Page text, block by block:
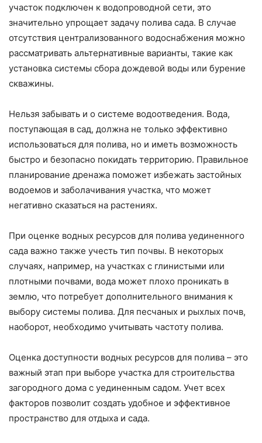
участок подключен к водопроводной сети, это
значительно упрощает задачу полива сада. В случае
отсутствия централизованного водоснабжения можно
рассматривать альтернативные варианты, такие как
установка системы сбора дождевой воды или бурение
скважины.
Нельзя забывать и о системе водоотведения. Вода,
поступающая в сад, должна не только эффективно
использоваться для полива, но и иметь возможность
быстро и безопасно покидать территорию. Правильное
планирование дренажа поможет избежать застойных
водоемов и заболачивания участка, что может
негативно сказаться на растениях.
При оценке водных ресурсов для полива уединенного
сада важно также учесть тип почвы. В некоторых
случаях, например, на участках с глинистыми или
плотными почвами, вода может плохо проникать в
землю, что потребует дополнительного внимания к
выбору системы полива. Для песчаных и рыхлых почв,
наоборот, необходимо учитывать частоту полива.
Оценка доступности водных ресурсов для полива – это
важный этап при выборе участка для строительства
загородного дома с уединенным садом. Учет всех
факторов позволит создать удобное и эффективное
пространство для отдыха и сада.